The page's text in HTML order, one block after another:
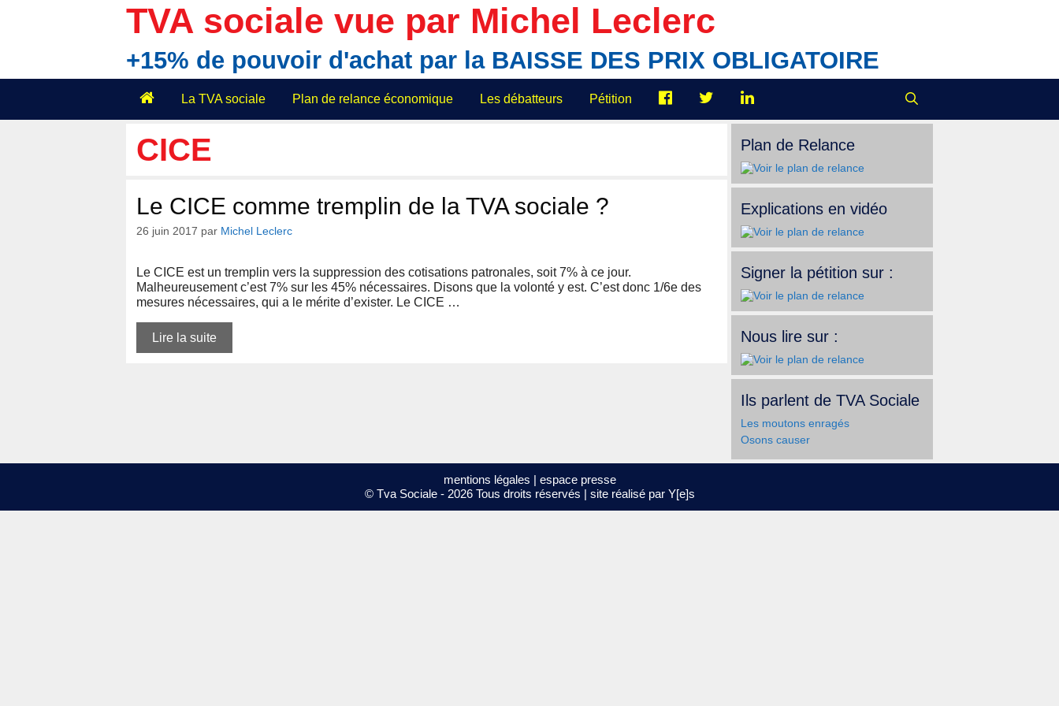
TVA sociale vue par Michel Leclerc
+15% de pouvoir d'achat par la BAISSE DES PRIX OBLIGATOIRE
La TVA sociale Plan de relance économique Les débatteurs Pétition
CICE
Le CICE comme tremplin de la TVA sociale ?
26 juin 2017 par Michel Leclerc
Le CICE est un tremplin vers la suppression des cotisations patronales, soit 7% à ce jour.
Malheureusement c’est 7% sur les 45% nécessaires. Disons que la volonté y est. C’est donc 1/6e des
mesures nécessaires, qui a le mérite d’exister. Le CICE …
Lire la suite
Plan de Relance
Explications en vidéo
Signer la pétition sur :
Nous lire sur :
Ils parlent de TVA Sociale
Les moutons enragés
Osons causer
mentions légales | espace presse
© Tva Sociale - 2026 Tous droits réservés | site réalisé par Y[e]s